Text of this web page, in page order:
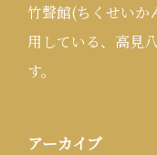
竹聲館(ちくせいか
用している、高見
す。
アーカイブ